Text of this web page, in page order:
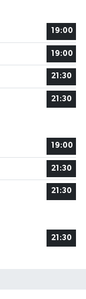
19:00
19:00
21:30
21:30
19:00
21:30
21:30
21:30